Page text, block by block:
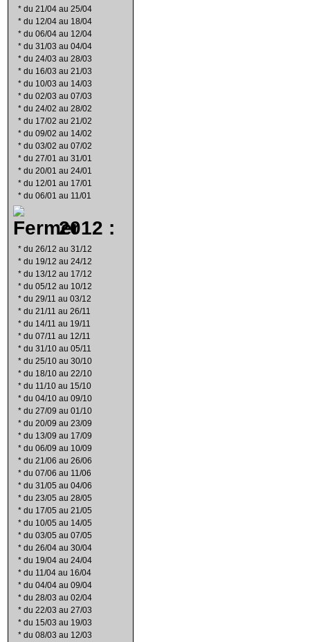
* du 21/04 au 25/04
* du 12/04 au 18/04
* du 06/04 au 12/04
* du 31/03 au 04/04
* du 24/03 au 28/03
* du 16/03 au 21/03
* du 10/03 au 14/03
* du 02/03 au 07/03
* du 24/02 au 28/02
* du 17/02 au 21/02
* du 09/02 au 14/02
* du 03/02 au 07/02
* du 27/01 au 31/01
* du 20/01 au 24/01
* du 12/01 au 17/01
* du 06/01 au 11/01
2012 :
* du 26/12 au 31/12
* du 19/12 au 24/12
* du 13/12 au 17/12
* du 05/12 au 10/12
* du 29/11 au 03/12
* du 21/11 au 26/11
* du 14/11 au 19/11
* du 07/11 au 12/11
* du 31/10 au 05/11
* du 25/10 au 30/10
* du 18/10 au 22/10
* du 11/10 au 15/10
* du 04/10 au 09/10
* du 27/09 au 01/10
* du 20/09 au 23/09
* du 13/09 au 17/09
* du 06/09 au 10/09
* du 21/06 au 26/06
* du 07/06 au 11/06
* du 31/05 au 04/06
* du 23/05 au 28/05
* du 17/05 au 21/05
* du 10/05 au 14/05
* du 03/05 au 07/05
* du 26/04 au 30/04
* du 19/04 au 24/04
* du 11/04 au 16/04
* du 04/04 au 09/04
* du 28/03 au 02/04
* du 22/03 au 27/03
* du 15/03 au 19/03
* du 08/03 au 12/03